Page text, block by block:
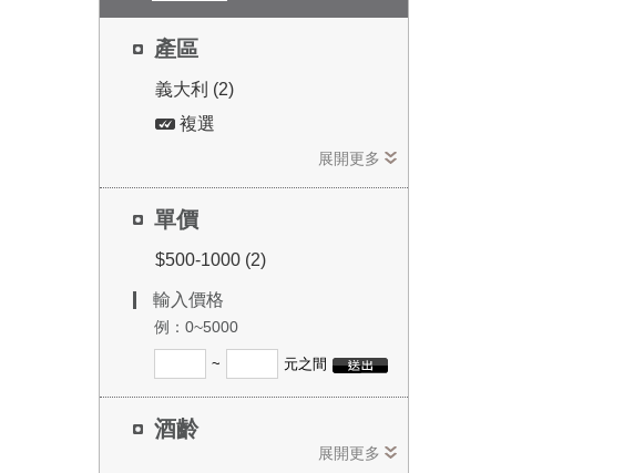
產區
義大利 (2)
複選
展開更多
單價
$500-1000 (2)
輸入價格
例：0~5000
~ 元之間
酒齡
展開更多